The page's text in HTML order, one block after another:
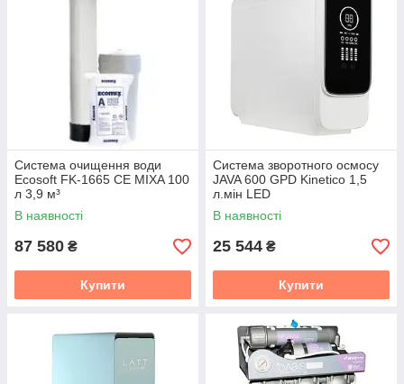
Система очищення води
Ecosoft FK-1665 CE MIXA 100
л 3,9 м³
В наявності
87 580 ₴
Купити
Система зворотного осмосу
JAVA 600 GPD Kinetico 1,5
л.мін LED
В наявності
25 544 ₴
Купити